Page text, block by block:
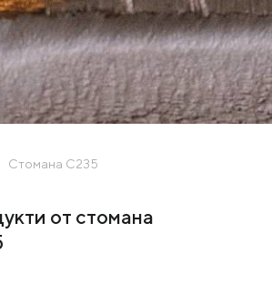
Стомана С235
от стомана